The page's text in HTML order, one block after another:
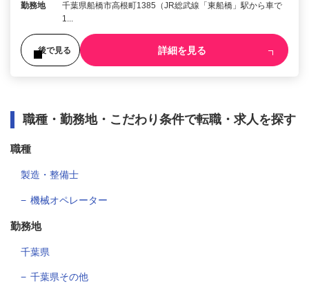
勤務地
千葉県船橋市高根町1385（JR総武線「東船橋」駅から車で
1...
後で見る 詳細を見る
職種・勤務地・こだわり条件で転職・求人を探す
職種
製造・整備士
機械オペレーター
勤務地
千葉県
千葉県その他